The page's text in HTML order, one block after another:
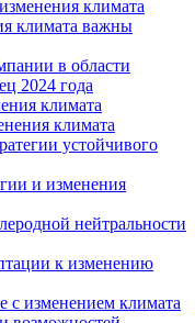
климата
климата важны
в области
2024 года
климата
климата
устойчивого
и изменения
нейтральности
к изменению
с изменением климата